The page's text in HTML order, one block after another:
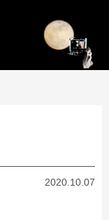
2020.10.07